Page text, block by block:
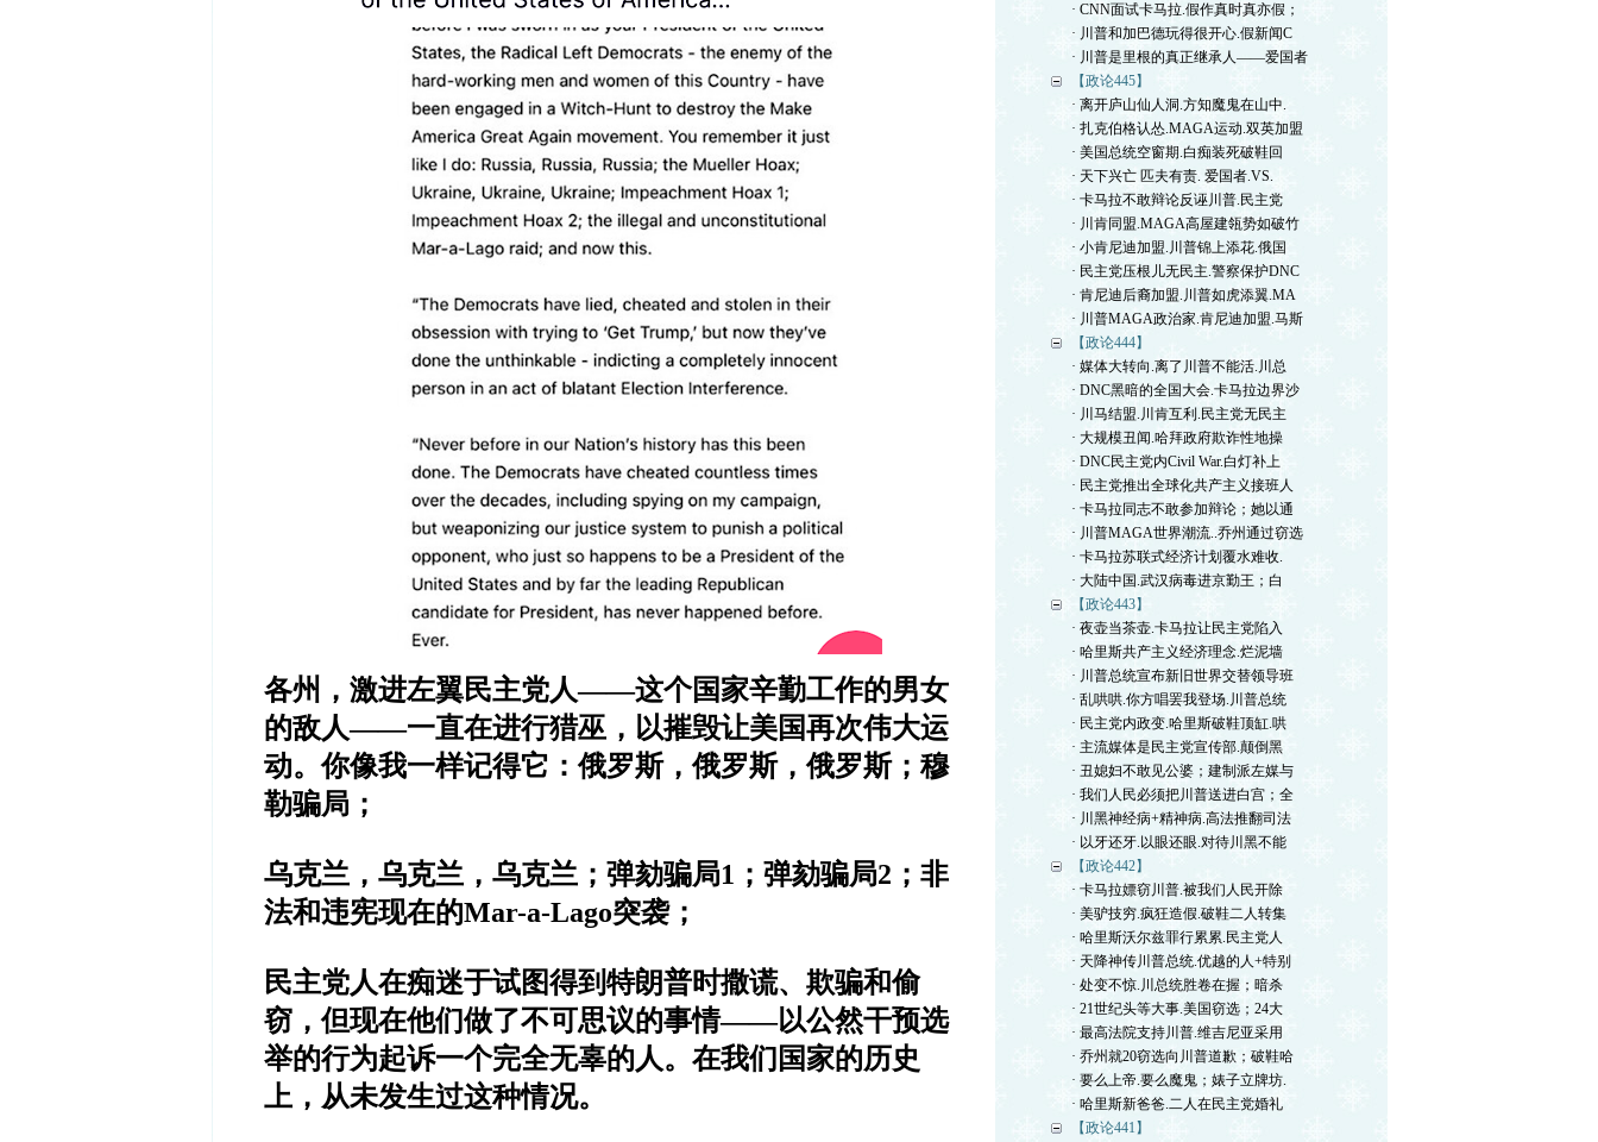
各州，激进左翼民主党人——这个国家辛勤工作的男女
的敌人——一直在进行猎巫，以摧毁让美国再次伟大运
动。你像我一样记得它：俄罗斯，俄罗斯，俄罗斯；穆
勒骗局；
乌克兰，乌克兰，乌克兰；弹劾骗局1 ；弹劾骗局2 ；非
法和违宪现在的Mar-a-Lago突袭；
民主党人在痴迷于试图得到特朗普时撒谎、欺骗和偷
窃，但现在他们做了不可思议的事情——以公然干预选
举的行为起诉一个完全无辜的人。 在我们国家的历史
上，从未发生过这种情况。
· CNN面试卡马拉.假作真时真亦假；
· 川普和加巴德玩得很开心.假新闻C
· 川普是里根的真正继承人——爱国者
【政论445】
· 离开庐山仙人洞.方知魔鬼在山中.
· 扎克伯格认怂.MAGA运动.双英加盟
· 美国总统空窗期.白痴装死破鞋回
· 天下兴亡 匹夫有责. 爱国者.VS.
· 卡马拉不敢辩论反诬川普.民主党
· 川肯同盟.MAGA高屋建瓴势如破竹
· 小肯尼迪加盟.川普锦上添花.俄国
· 民主党压根儿无民主.警察保护DNC
· 肯尼迪后裔加盟.川普如虎添翼.MA
· 川普MAGA政治家.肯尼迪加盟.马斯
【政论444】
· 媒体大转向.离了川普不能活.川总
· DNC黑暗的全国大会.卡马拉边界沙
· 川马结盟.川肯互利.民主党无民主
· 大规模丑闻.哈拜政府欺诈性地操
· DNC民主党内Civil War.白灯补上
· 民主党推出全球化共产主义接班人
· 卡马拉同志不敢参加辩论；她以通
· 川普MAGA世界潮流..乔州通过窃选
· 卡马拉苏联式经济计划覆水难收.
· 大陆中国.武汉病毒进京勤王；白
【政论443】
· 夜壶当茶壶.卡马拉让民主党陷入
· 哈里斯共产主义经济理念.烂泥墙
· 川普总统宣布新旧世界交替领导班
· 乱哄哄.你方唱罢我登场.川普总统
· 民主党内政变.哈里斯破鞋顶缸.哄
· 主流媒体是民主党宣传部.颠倒黑
· 丑媳妇不敢见公婆；建制派左媒与
· 我们人民必须把川普送进白宫；全
· 川黑神经病+精神病.高法推翻司法
· 以牙还牙.以眼还眼.对待川黑不能
【政论442】
· 卡马拉嫖窃川普.被我们人民开除
· 美驴技穷.疯狂造假.破鞋二人转集
· 哈里斯沃尔兹罪行累累.民主党人
· 天降神传川普总统.优越的人+特别
· 处变不惊.川总统胜卷在握；暗杀
· 21世纪头等大事.美国窃选；24大
· 最高法院支持川普.维吉尼亚采用
· 乔州就20窃选向川普道歉；破鞋哈
· 要么上帝.要么魔鬼；婊子立牌坊.
· 哈里斯新爸爸.二人在民主党婚礼
【政论441】